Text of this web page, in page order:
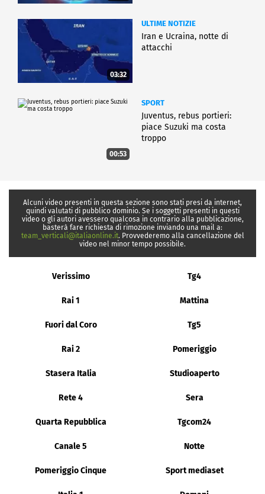
03:32
ULTIME NOTIZIE
Iran e Ucraina, notte di
attacchi
00:53
SPORT
Juventus, rebus portieri:
piace Suzuki ma costa
troppo
Alcuni video presenti in questa sezione sono stati presi da internet,
quindi valutati di pubblico dominio. Se i soggetti presenti in questi
video o gli autori avessero qualcosa in contrario alla pubblicazione,
basterà fare richiesta di rimozione inviando una mail a:
team_verticali@italiaonline.it. Provvederemo alla cancellazione del
video nel minor tempo possibile.
Verissimo Tg4
Rai 1 Mattina
Fuori dal Coro Tg5
Rai 2 Pomeriggio
Stasera Italia Studioaperto
Rete 4 Sera
Quarta Repubblica Tgcom24
Canale 5 Notte
Pomeriggio Cinque Sport mediaset